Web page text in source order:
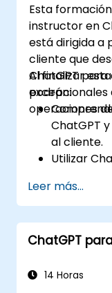
Esta
instructor en
está dirigida a
cliente que
ChatGPT
excepcionales
operaciones
Al finalizar
podrán:
ChatGPT
al cliente.
Utilizar
las
servicio al
Leer más...
ChatGPT
14 Horas